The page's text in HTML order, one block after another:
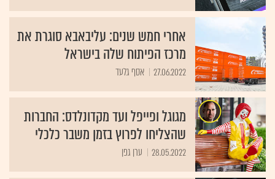
אחרי חמש שנים: עליבאבא סוגרת את
מרכז הפיתוח שלה בישראל
27.06.2022 אסף גלעד
מגוגל ופייפל ועד מקדונלדס: החברות
שהצליחו לפרוץ בזמן משבר כלכלי
28.05.2022 ערן גפן